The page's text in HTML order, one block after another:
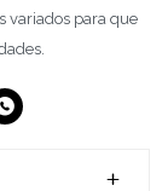
variados para que